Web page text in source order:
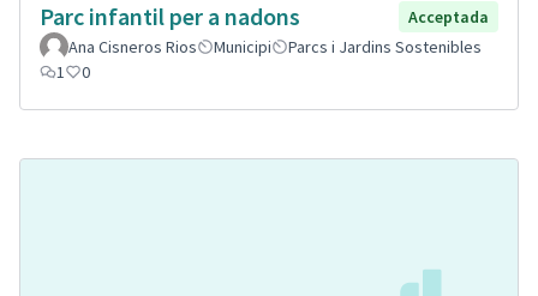
Parc infantil per a nadons
Acceptada
Ana Cisneros Rios
Municipi
Parcs i Jardins Sostenibles
1
0